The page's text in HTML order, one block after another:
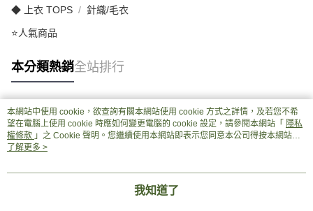
◆ 上衣 TOPS 針織/毛衣
⭐人氣商品
本分類熱銷全站排行
熱門標籤
本網站中使用 cookie，欲查詢有關本網站使用 cookie 方式之詳情，及若您不希
望在電腦上使用 cookie 時應如何變更電腦的 cookie 設定，請參閱本網站「 隱私
權條款 」之 Cookie 聲明。您繼續使用本網站即表示您同意本公司得按本網站使
用條款之 Cookie 聲明使用 cookie。
了解更多 >
我知道了